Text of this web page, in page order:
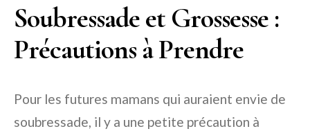
Soubressade et Grossesse :
Précautions à Prendre
Pour les futures mamans qui auraient envie de
soubressade, il y a une petite précaution à